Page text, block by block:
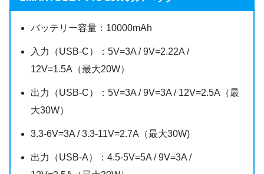
バッテリー容量：10000mAh
入力（USB-C）：5V=3A / 9V=2.22A /
12V=1.5A（最大20W）
出力（USB-C）：5V=3A / 9V=3A / 12V=2.5A（最
大30W）
3.3-6V=3A / 3.3-11V=2.7A（最大30W)
出力（USB-A）：4.5-5V=5A / 9V=3A /